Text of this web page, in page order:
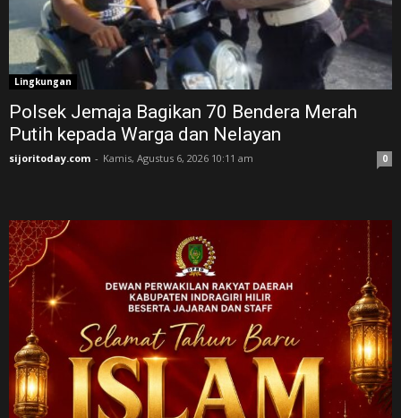
Lingkungan
Polsek Jemaja Bagikan 70 Bendera Merah
Putih kepada Warga dan Nelayan
sijoritoday.com - Kamis, Agustus 6, 2026 10:11 am 0